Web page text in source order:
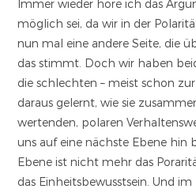
Immer wieder höre ich das
möglich sei, da wir in der
nun mal eine andere Seite, die
das stimmt. Doch wir haben
die schlechten – meist schon
daraus gelernt, wie sie
wertenden, polaren
uns auf eine nächste Ebene hin
Ebene ist nicht mehr das
das Einheitsbewusstsein. Und